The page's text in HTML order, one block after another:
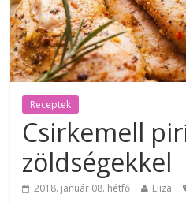
Receptek
Csirkemell
zöldségekkel
2018. január 08. hétfő Eliza